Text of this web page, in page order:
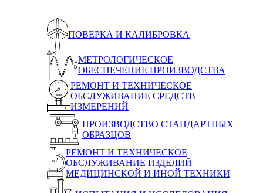
ПОВЕРКА И КАЛИБРОВКА
МЕТРОЛОГИЧЕСКОЕ
ОБЕСПЕЧЕНИЕ ПРОИЗВОДСТВА
РЕМОНТ И ТЕХНИЧЕСКОЕ
ОБСЛУЖИВАНИЕ СРЕДСТВ
ИЗМЕРЕНИЙ
ПРОИЗВОДСТВО СТАНДАРТНЫХ
ОБРАЗЦОВ
РЕМОНТ И ТЕХНИЧЕСКОЕ
ОБСЛУЖИВАНИЕ ИЗДЕЛИЙ
МЕДИЦИНСКОЙ И ИНОЙ ТЕХНИКИ